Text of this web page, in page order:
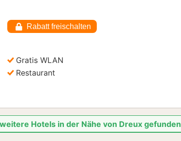
Bild
Rabatt freischalten
Gratis WLAN
Restaurant
Hotels in der Nähe von Dreux gefunden